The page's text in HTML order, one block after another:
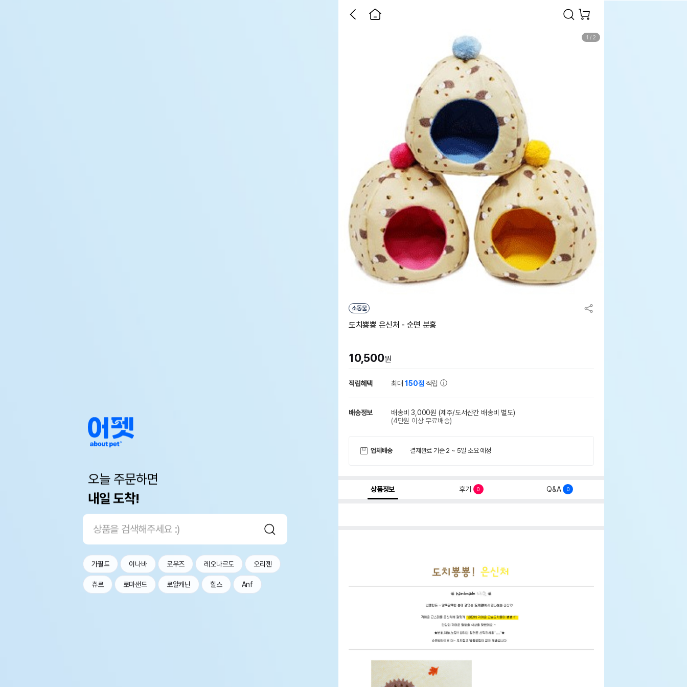
오늘 주문하면
내일 도착!
가필드 이나바 로우즈 레오나르도 오리젠
츄르 로마샌드 로얄캐닌 힐스 Anf
1 / 2
소동물
도치뿅뿅 은신처 - 순면 분홍
10,500원
적립혜택 최대150점 적립
배송정보 배송비 3,000원 (제주/도서산간 배송비 별도)
(4만원 이상 무료배송)
업체배송 결제완료 기준 2 ~ 5일 소요 예정
상품정보 후기 0 Q&A 0